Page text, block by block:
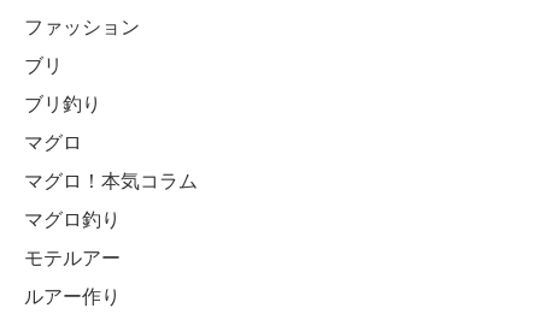
ファッション
ブリ
ブリ釣り
マグロ
マグロ！本気コラム
マグロ釣り
モテルアー
ルアー作り